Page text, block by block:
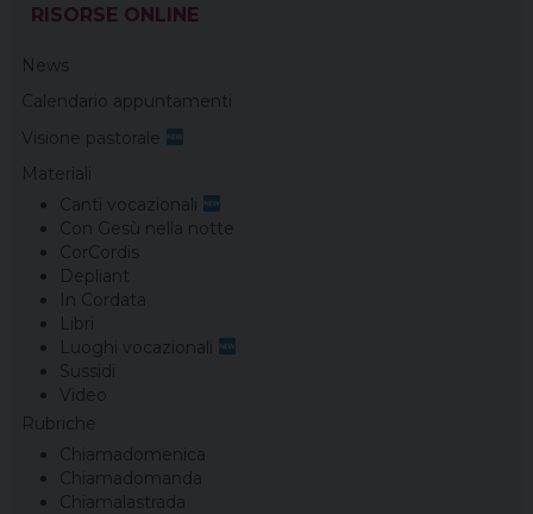
RISORSE ONLINE
News
Calendario appuntamenti
Visione pastorale
Materiali
Canti vocazionali
Con Gesù nella notte
CorCordis
Depliant
In Cordata
Libri
Luoghi vocazionali
Sussidi
Video
Rubriche
Chiamadomenica
Chiamadomanda
Chiamalastrada